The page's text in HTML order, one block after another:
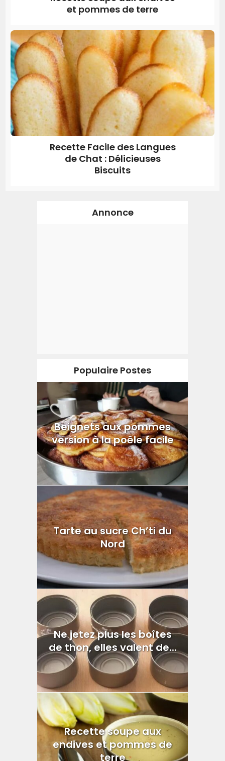
et pommes de terre
Recette Facile des Langues
de Chat : Délicieuses
Biscuits
Annonce
Populaire Postes
Beignets aux pommes
version à la poêle facile
Tarte au sucre Ch’ti du
Nord
Ne jetez plus les boîtes
de thon, elles valent de...
Recette soupe aux
endives et pommes de
terre